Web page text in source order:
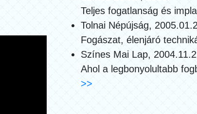
Teljes fogatlanság és
Tolnai Népújság,
Fogászat, élenjáró
Színes Mai Lap,
Ahol a legbonyolultabb
>>